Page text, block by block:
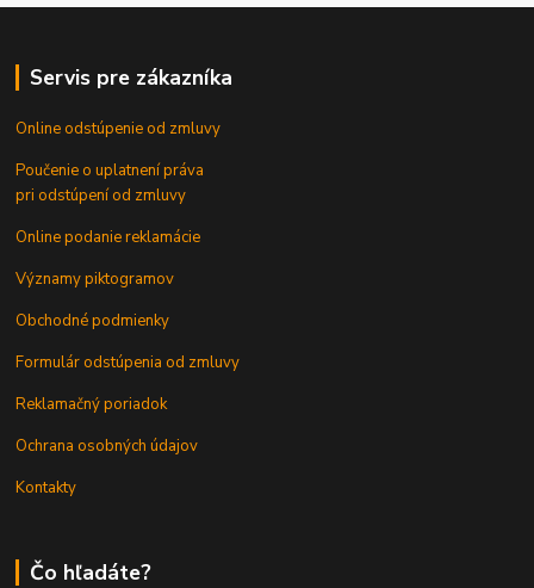
Servis pre zákazníka
Online odstúpenie od zmluvy
Poučenie o uplatnení práva
pri odstúpení od zmluvy
Online podanie reklamácie
Významy piktogramov
Obchodné podmienky
Formulár odstúpenia od zmluvy
Reklamačný poriadok
Ochrana osobných údajov
Kontakty
Čo hľadáte?